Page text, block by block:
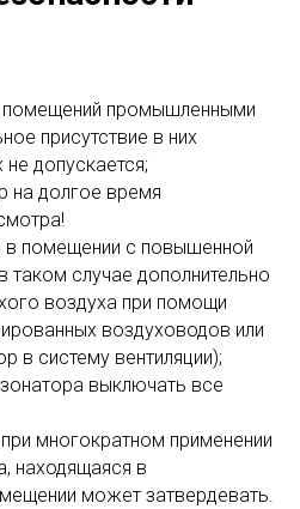
промышленными
присутствие в них
допускается;
на долгое время
в помещении с повышенной
случае дополнительно
воздуха при помощи
воздуховодов или
в систему вентиляции);
выключать все
многократном применении
находящаяся в
может затвердевать.